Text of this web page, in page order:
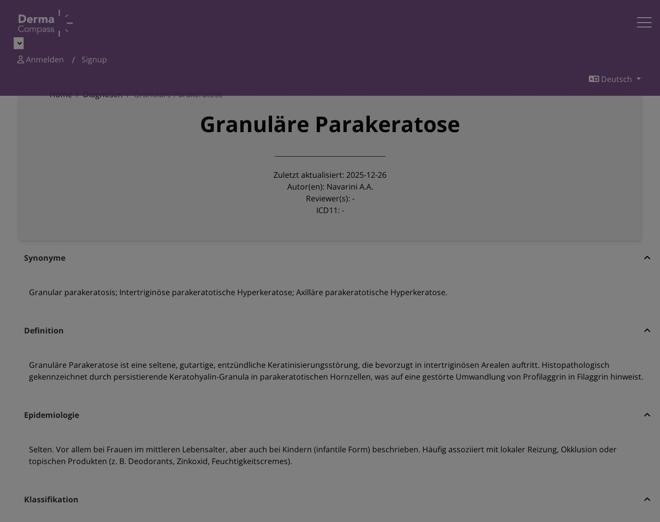
Anmelden
Signup
Deutsch
Home
Diagnosen Granuläre Parakeratose
Granuläre Parakeratose
Zuletzt aktualisiert: 2025-12-26
Autor(en): Navarini A.A.
Reviewer(s): -
ICD11: -
Synonyme
Granular parakeratosis; Intertriginöse parakeratotische Hyperkeratose; Axilläre parakeratotische Hyperkeratose.
Definition
Granuläre Parakeratose ist eine seltene, gutartige, entzündliche Keratinisierungsstörung, die bevorzugt in intertriginösen Arealen auftritt. Histopathologisch
gekennzeichnet durch persistierende Keratohyalin-Granula in parakeratotischen Hornzellen, was auf eine gestörte Umwandlung von Profilaggrin in Filaggrin hinweist.
Epidemiologie
Selten. Vor allem bei Frauen im mittleren Lebensalter, aber auch bei Kindern (infantile Form) beschrieben. Häufig assoziiert mit lokaler Reizung, Okklusion oder
topischen Produkten (z. B. Deodorants, Zinkoxid, Feuchtigkeitscremes).
Klassifikation